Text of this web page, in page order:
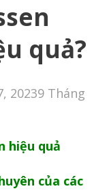
quả?
20239 Tháng
hiệu quả
của các